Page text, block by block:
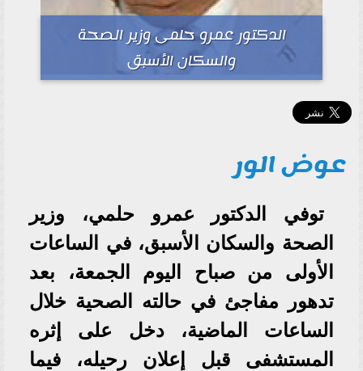
الدكتور عمرو حلمى وزير الصحة
والسكان الأسبق
عوض الور
توفي الدكتور عمرو حلمي، وزير
الصحة والسكان الأسبق، في الساعات
الأولى من صباح اليوم الجمعة، بعد
تدهور مفاجئ في حالته الصحية خلال
الساعات الماضية، دخل على إثره
المستشفى قبل إعلان رحيله، فيما